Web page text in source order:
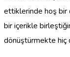
ettiklerinde hoş bir
bir içerikle
dönüştürmekte hiç